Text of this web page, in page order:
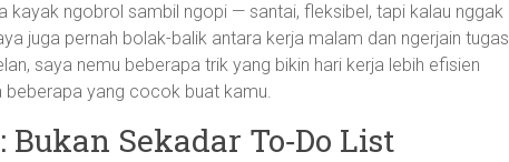
kayak ngobrol sambil ngopi — santai, fleksibel, tapi kalau nggak
juga pernah bolak-balik antara kerja malam dan ngerjain tugas
saya nemu beberapa trik yang bikin hari kerja lebih efisien
beberapa yang cocok buat kamu.
Sekadar To‑Do List